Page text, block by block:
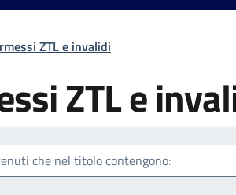
di pane
ZTL e invalidi
ZTL e
che nel titolo contengono: